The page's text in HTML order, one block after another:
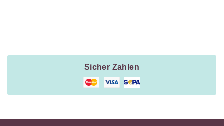
Sicher Zahlen